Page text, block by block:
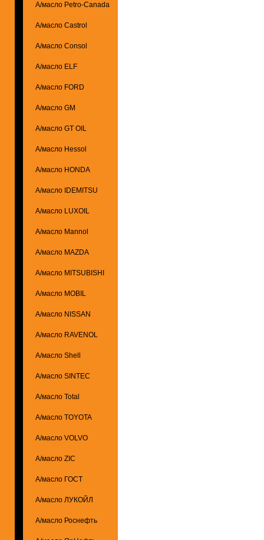
А/масло Petro-Canada
А/масло Castrol
А/масло Consol
А/масло ELF
А/масло FORD
А/масло GM
А/масло GT OIL
А/масло Hessol
А/масло HONDA
А/масло IDEMITSU
А/масло LUXOIL
А/масло Mannol
А/масло MAZDA
А/масло MITSUBISHI
А/масло MOBIL
А/масло NISSAN
А/масло RAVENOL
А/масло Shell
А/масло SINTEC
А/масло Total
А/масло TOYOTA
А/масло VOLVO
А/масло ZIC
А/масло ГОСТ
А/масло ЛУКОЙЛ
А/масло Роснефть